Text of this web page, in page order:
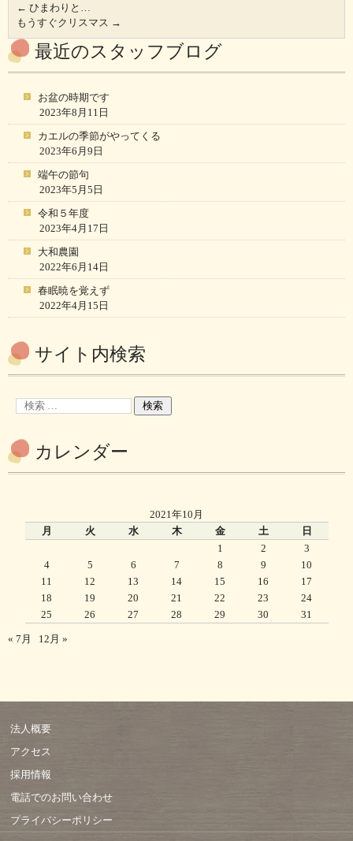
← ひまわりと…
もうすぐクリスマス →
最近のスタッフブログ
お盆の時期です
2023年8月11日
カエルの季節がやってくる
2023年6月9日
端午の節句
2023年5月5日
令和５年度
2023年4月17日
大和農園
2022年6月14日
春眠暁を覚えず
2022年4月15日
サイト内検索
カレンダー
2021年10月
月
火 水 木 金 土
日
1
2
3
4
5 6 7 8 9
10
11
12 13 14 15 16
17
18
19 20 21 22 23
24
25
26 27 28 29 30 31
« 7月 12月 »
法人概要
アクセス
採用情報
電話でのお問い合わせ
プライバシーポリシー